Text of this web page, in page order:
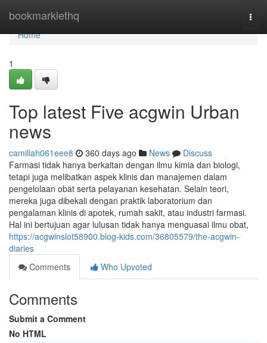
bookmarklethq
Home
Home
1
Top latest Five acgwin Urban
news
camillah061eee8 360 days ago News
Discuss
Farmasi tidak hanya berkaitan dengan ilmu kimia dan biologi,
tetapi juga melibatkan aspek klinis dan manajemen dalam
pengelolaan obat serta pelayanan kesehatan. Selain teori,
mereka juga dibekali dengan praktik laboratorium dan
pengalaman klinis di apotek, rumah sakit, atau industri farmasi.
Hal ini bertujuan agar lulusan tidak hanya menguasai ilmu obat,
https://acgwinslot58900.blog-kids.com/36805579/the-acgwin-
diaries
Comments
Who Upvoted
Comments
Submit a Comment
No HTML